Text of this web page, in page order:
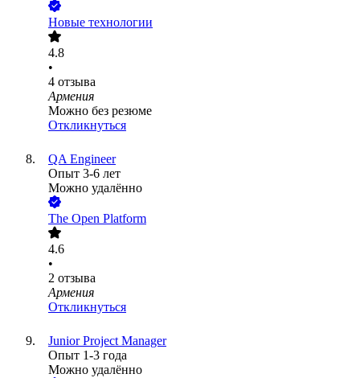
Новые технологии
4.8
•
4 отзыва
Армения
Можно без резюме
Откликнуться
QA Engineer
Опыт 3-6 лет
Можно удалённо
The Open Platform
4.6
•
2 отзыва
Армения
Откликнуться
Junior Project Manager
Опыт 1-3 года
Можно удалённо